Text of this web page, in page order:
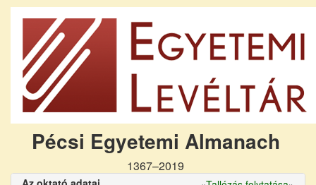
Pécsi Egyetemi Almanach
1367–2019